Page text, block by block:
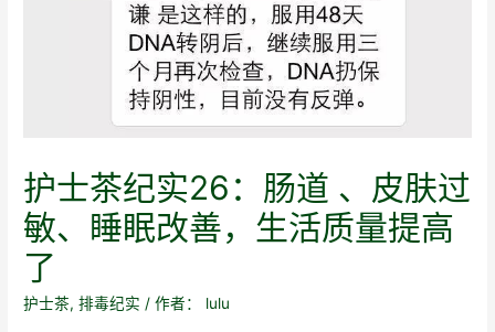
护士茶纪实26：肠道 、皮肤过
敏、睡眠改善，生活质量提高
了
护士茶,排毒纪实 / 作者： lulu